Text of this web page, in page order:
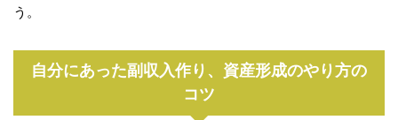
う。
自分にあった副収入作り、資産形成のやり方の
コツ